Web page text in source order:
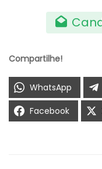
Compartilhe!
WhatsApp
Facebook